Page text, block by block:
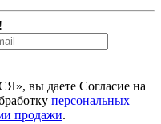
вы даете Согласие на
персональных
продажи.